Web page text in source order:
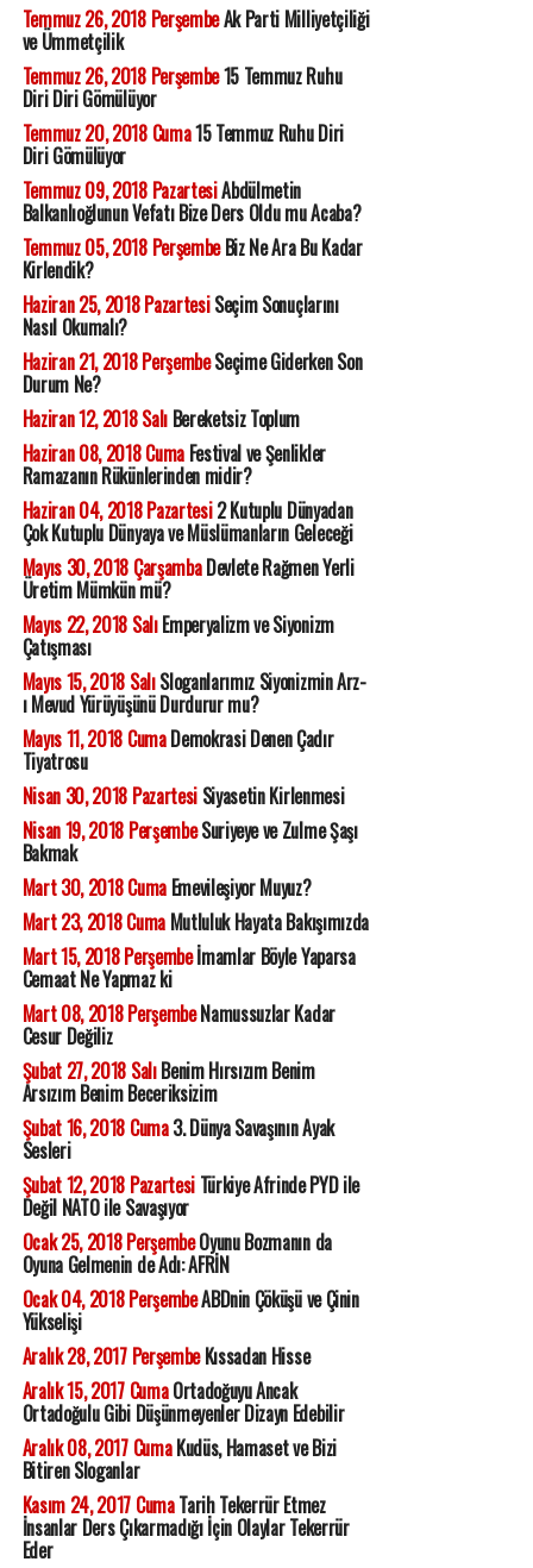
Temmuz 26, 2018 PerşembeAk Parti Milliyetçiliği
ve Ümmetçilik
Temmuz 26, 2018 Perşembe15 Temmuz Ruhu
Diri Diri Gömülüyor
Temmuz 20, 2018 Cuma15 Temmuz Ruhu Diri
Diri Gömülüyor
Temmuz 09, 2018 PazartesiAbdülmetin
Balkanlıoğlunun Vefatı Bize Ders Oldu mu Acaba?
Temmuz 05, 2018 PerşembeBiz Ne Ara Bu Kadar
Kirlendik?
Haziran 25, 2018 PazartesiSeçim Sonuçlarını
Nasıl Okumalı?
Haziran 21, 2018 PerşembeSeçime Giderken Son
Durum Ne?
Haziran 12, 2018 SalıBereketsiz Toplum
Haziran 08, 2018 CumaFestival ve Şenlikler
Ramazanın Rükünlerinden midir?
Haziran 04, 2018 Pazartesi2 Kutuplu Dünyadan
Çok Kutuplu Dünyaya ve Müslümanların Geleceği
Mayıs 30, 2018 ÇarşambaDevlete Rağmen Yerli
Üretim Mümkün mü?
Mayıs 22, 2018 SalıEmperyalizm ve Siyonizm
Çatışması
Mayıs 15, 2018 SalıSloganlarımız Siyonizmin Arz-
ı Mevud Yürüyüşünü Durdurur mu?
Mayıs 11, 2018 CumaDemokrasi Denen Çadır
Tiyatrosu
Nisan 30, 2018 PazartesiSiyasetin Kirlenmesi
Nisan 19, 2018 PerşembeSuriyeye ve Zulme Şaşı
Bakmak
Mart 30, 2018 CumaEmevileşiyor Muyuz?
Mart 23, 2018 CumaMutluluk Hayata Bakışımızda
Mart 15, 2018 Perşembeİmamlar Böyle Yaparsa
Cemaat Ne Yapmaz ki
Mart 08, 2018 PerşembeNamussuzlar Kadar
Cesur Değiliz
Şubat 27, 2018 SalıBenim Hırsızım Benim
Arsızım Benim Beceriksizim
Şubat 16, 2018 Cuma3. Dünya Savaşının Ayak
Sesleri
Şubat 12, 2018 PazartesiTürkiye Afrinde PYD ile
Değil NATO ile Savaşıyor
Ocak 25, 2018 PerşembeOyunu Bozmanın da
Oyuna Gelmenin de Adı: AFRİN
Ocak 04, 2018 PerşembeABDnin Çöküşü ve Çinin
Yükselişi
Aralık 28, 2017 PerşembeKıssadan Hisse
Aralık 15, 2017 CumaOrtadoğuyu Ancak
Ortadoğulu Gibi Düşünmeyenler Dizayn Edebilir
Aralık 08, 2017 CumaKudüs, Hamaset ve Bizi
Bitiren Sloganlar
Kasım 24, 2017 CumaTarih Tekerrür Etmez
İnsanlar Ders Çıkarmadığı İçin Olaylar Tekerrür
Eder